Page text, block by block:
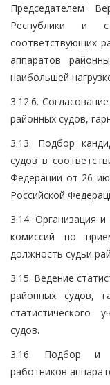
Председателем
Республики и
соответствующих
аппаратов
наибольшей
3.12.6.
районных судов,
3.13. Подбор
судов в
Федерации от 26
Российской
3.14. Организация
комиссий по
должность судьи
3.15. Ведение
районных судов,
статистического
судов.
3.16. Подбор и
работников